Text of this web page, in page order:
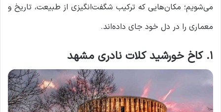
می‌شویم؛ مکان‌هایی که ترکیب شگفت‌انگیزی از طبیعت، تاریخ و
معماری را در دل خود جای داده‌اند.
۱. کاخ خورشید کلات نادری مشهد